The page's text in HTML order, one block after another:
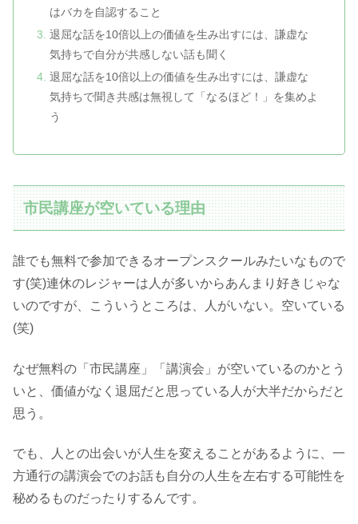
はバカを自認すること
退屈な話を10倍以上の価値を生み出すには、謙虚な
気持ちで自分が共感しない話も聞く
退屈な話を10倍以上の価値を生み出すには、謙虚な
気持ちで聞き共感は無視して「なるほど！」を集めよ
う
市民講座が空いている理由
誰でも無料で参加できるオープンスクールみたいなもので
す(笑)連休のレジャーは人が多いからあんまり好きじゃな
いのですが、こういうところは、人がいない。空いている
(笑)
なぜ無料の「市民講座」「講演会」が空いているのかとう
いと、価値がなく退屈だと思っている人が大半だからだと
思う。
でも、人との出会いが人生を変えることがあるように、一
方通行の講演会でのお話も自分の人生を左右する可能性を
秘めるものだったりするんです。